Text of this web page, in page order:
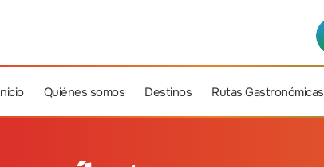
Quiénes somos Destinos Rutas Gastronómicas